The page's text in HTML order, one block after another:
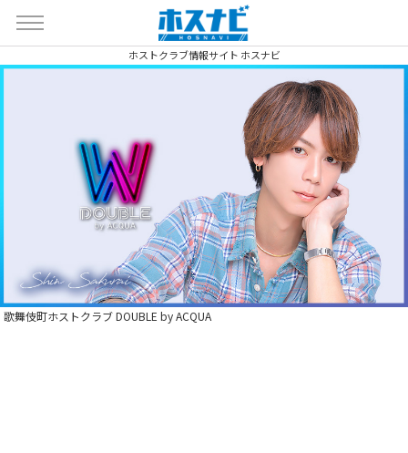
ホストクラブ情報サイト ホスナビ
歌舞伎町ホストクラブ DOUBLE by ACQUA